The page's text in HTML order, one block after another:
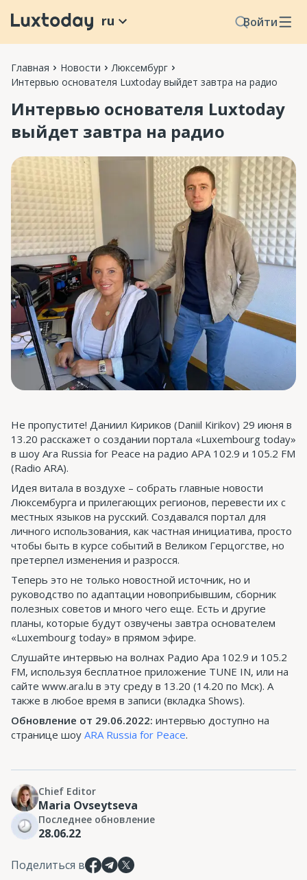
Войти
ru
Главная Новости
Люксембург
Интервью основателя Luxtoday выйдет завтра на радио
Интервью основателя Luxtoday
выйдет завтра на радио
Не пропустите! Даниил Кириков (Daniil Kirikov) 29 июня в
13.20 расскажет о создании портала «Luxembourg today»
в шоу Ara Russia for Peace на радио АРА 102.9 и 105.2 FM
(Radio ARA).
Идея витала в воздухе – собрать главные новости
Люксембурга и прилегающих регионов, перевести их с
местных языков на русский. Создавался портал для
личного использования, как частная инициатива, просто
чтобы быть в курсе событий в Великом Герцогстве, но
претерпел изменения и разросся.
Теперь это не только новостной источник, но и
руководство по адаптации новоприбывшим, сборник
полезных советов и много чего еще. Есть и другие
планы, которые будут озвучены завтра основателем
«Luxembourg today» в прямом эфире.
Слушайте интервью на волнах Радио Ара 102.9 и 105.2
FM, используя бесплатное приложение TUNE IN, или на
сайте www.ara.lu в эту среду в 13.20 (14.20 по Мск). А
также в любое время в записи (вкладка Shows).
Обновление от 29.06.2022: интервью доступно на
странице шоу ARA Russia for Peace.
Chief Editor
Maria Ovseytseva
Последнее обновление
28.06.22
Поделиться в